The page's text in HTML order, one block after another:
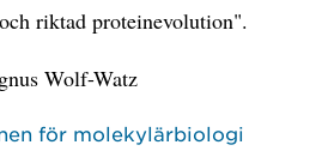
riktad proteinevolution".
Wolf-Watz
för molekylärbiologi